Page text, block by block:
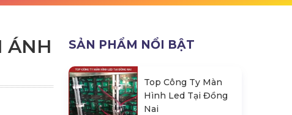
ÁNH
SẢN PHẨM NỔI BẬT
Top Công Ty Màn
Hình Led Tại Đồng
Nai